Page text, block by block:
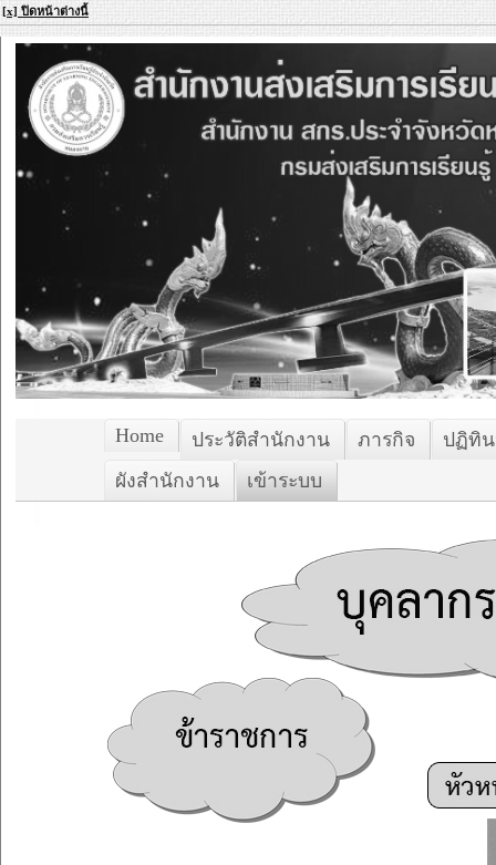
[x] ปิดหน้าต่างนี้
Home ประวัติสำนักงาน ภารกิจ
ปฏิทิ
ผังสำนักงาน
เข้าระบบ